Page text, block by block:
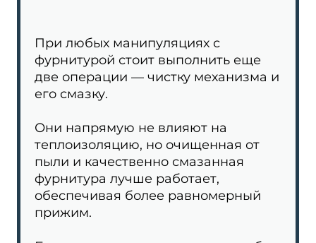
При любых манипуляциях с
фурнитурой стоит выполнить еще
две операции — чистку механизма и
его смазку.
Они напрямую не влияют на
теплоизоляцию, но очищенная от
пыли и качественно смазанная
фурнитура лучше работает,
обеспечивая более равномерный
прижим.